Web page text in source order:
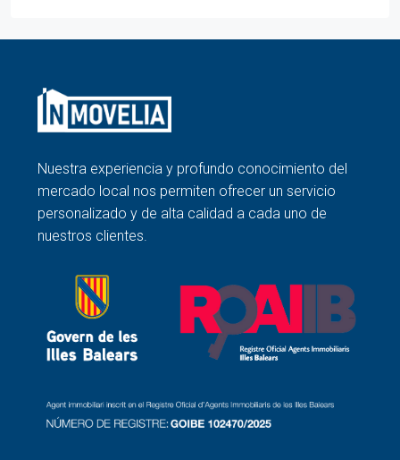
Nuestra experiencia y profundo conocimiento del
mercado local nos permiten ofrecer un servicio
personalizado y de alta calidad a cada uno de
nuestros clientes.